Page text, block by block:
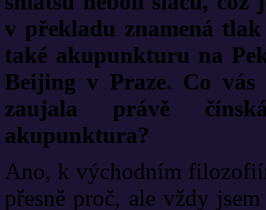
v překladu znamená
také akupunkturu na
Beijing v Praze. Co
zaujala právě
akupunktura?
Ano, k východním
přesně proč, ale vždy